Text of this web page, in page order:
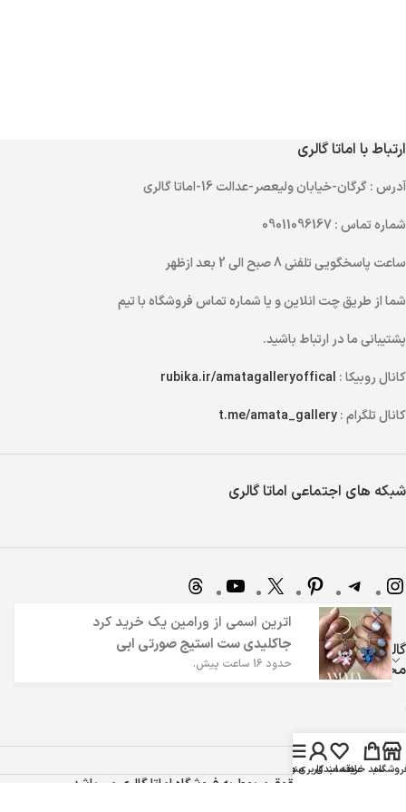
ارتباط با اماتا گالری
آدرس: گرگان-خیابان ولیعصر-عدالت 16-اماتا گالری
شماره تماس: 09011096167
ساعت پاسخگویی تلفنی
شما از طریقچت انلاینو یاشماره تماسفروشگاه با تیم
پشتیبانی ما در ارتباط باشید.
کانال روبیکا : rubika.ir/amatagalleryoffical
کانال تلگرام :t.me/amata_gallery
شبکه های اجتماعی اماتا گالری
گالری اماتا | 7 سال تجربه در فروش اینترنتی و ارائه بهترین
محصولات
تمامی حقوق مربوط به فروشگاه اماتا گالری می باشد.
سبد خریدعلاقه مندی
حساب کاربری من
منو
اترین اسمی از ورامین یک خرید کرد
جاکلیدی ست استیج صورتی ابی
حدود 16 ساعت پیش.